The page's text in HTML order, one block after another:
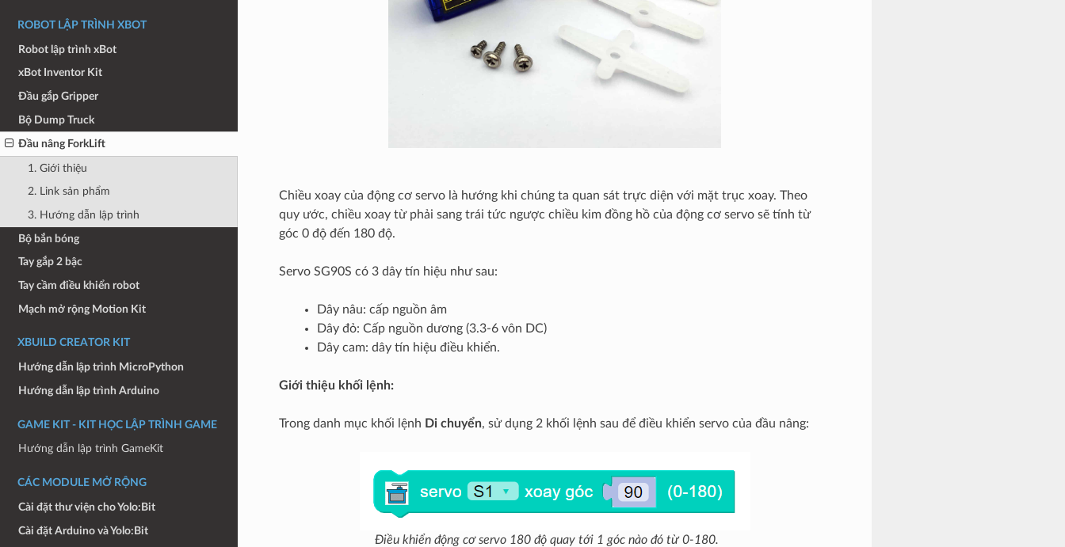
ROBOT LẬP TRÌNH XBOT
Robot lập trình xBot
xBot Inventor Kit
Đầu gắp Gripper
Bộ Dump Truck
Đầu nâng ForkLift
1. Giới thiệu
2. Link sản phẩm
3. Hướng dẫn lập trình
Bộ bắn bóng
Tay gắp 2 bậc
Tay cầm điều khiển robot
Mạch mở rộng Motion Kit
XBUILD CREATOR KIT
Hướng dẫn lập trình MicroPython
Hướng dẫn lập trình Arduino
GAME KIT - KIT HỌC LẬP TRÌNH GAME
Hướng dẫn lập trình GameKit
CÁC MODULE MỞ RỘNG
Cài đặt thư viện cho Yolo:Bit
Cài đặt Arduino và Yolo:Bit
Chiều xoay của động cơ servo là hướng khi chúng ta quan sát trực diện với mặt trục xoay. Theo
quy ước, chiều xoay từ phải sang trái tức ngược chiều kim đồng hồ của động cơ servo sẽ tính từ
góc 0 độ đến 180 độ.
Servo SG90S có 3 dây tín hiệu như sau:
Dây nâu: cấp nguồn âm
Dây đỏ: Cấp nguồn dương (3.3-6 vôn DC)
Dây cam: dây tín hiệu điều khiển.
Giới thiệu khối lệnh:
Trong danh mục khối lệnh Di chuyển, sử dụng 2 khối lệnh sau để điều khiển servo của đầu nâng:
Điều khiển động cơ servo 180 độ quay tới 1 góc nào đó từ 0-180.